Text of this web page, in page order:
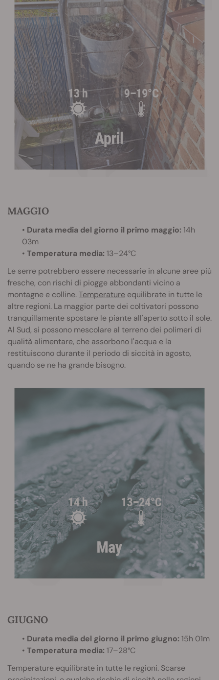
MAGGIO
• Durata media del giorno il primo maggio: 14h
03m
• Temperatura media: 13–24°C
Le serre potrebbero essere necessarie in alcune aree più
fresche, con rischi di piogge abbondanti vicino a
montagne e colline.Temperature equilibrate in tutte le
altre regioni. La maggior parte dei coltivatori possono
tranquillamente spostare le piante all'aperto sotto il sole.
Al Sud, si possono mescolare al terreno dei polimeri di
qualità alimentare, che assorbono l'acqua e la
restituiscono durante il periodo di siccità in agosto,
quando se ne ha grande bisogno.
GIUGNO
• Durata media del giorno il primo giugno: 15h 01m
• Temperatura media: 17–28°C
Temperature equilibrate in tutte le regioni. Scarse